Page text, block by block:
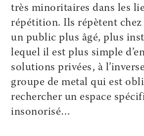
très minoritaires dans les
répétition. Ils répètent chez
un public plus âgé, plus
lequel il est plus simple
solutions privées, à
groupe de metal qui est
rechercher un espace
insonorisé…